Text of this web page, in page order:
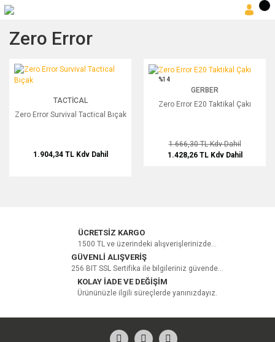
Zero Error
Zero Error Survival Tactical Bıçak
TACTICAL
Zero Error Survival Tactical Bıçak
1.904,34 TL Kdv Dahil
Zero Error E20 Taktikal Çakı
%14
GERBER
Zero Error E20 Taktikal Çakı
1.666,30 TLKdv Dahil
1.428,26 TL Kdv Dahil
ÜCRETSİZ KARGO
1500 TL ve üzerindeki alışverişlerinizde...
GÜVENLİ ALIŞVERİŞ
256 BIT SSL Sertifika ile bilgileriniz güvende...
KOLAY İADE VE DEĞİŞİM
Ürününüzle ilgili süreçlerde yanınızdayız.